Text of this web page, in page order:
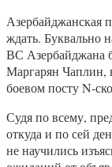
Азербайджанская
ждать. Буквально
ВС Азербайджана
Маргарян
боевом посту N-
Судя по всему,
откуда и по сей
не научились